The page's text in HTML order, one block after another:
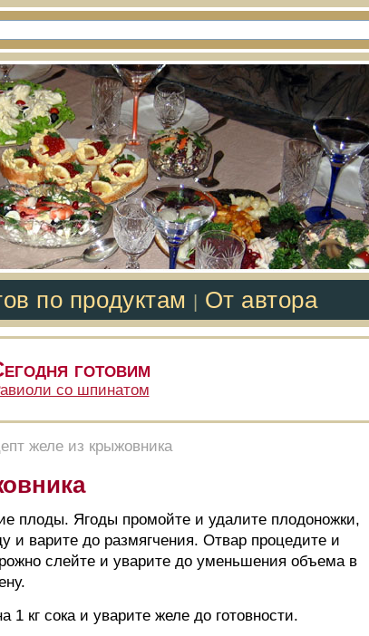
по продуктам От автора
готовим
со шпинатом
желе из крыжовника
плоды. Ягоды промойте и удалите плодоножки,
и варите до размягчения. Отвар процедите и
слейте и уварите до уменьшения объема в
1 кг сока и уварите желе до готовности.